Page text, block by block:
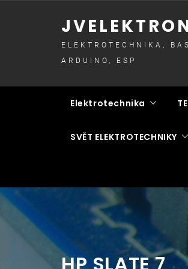
ELEKTROTECHNIKA,
ARDUINO, ESP
Elektrotechnika
SVĚT ELEKTROTECHNIKY